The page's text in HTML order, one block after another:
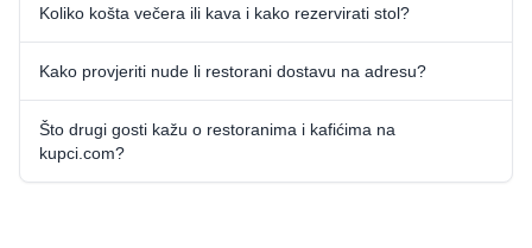
Koliko košta večera ili kava i kako rezervirati stol?
Kako provjeriti nude li restorani dostavu na adresu?
Što drugi gosti kažu o restoranima i kafićima na
kupci.com?